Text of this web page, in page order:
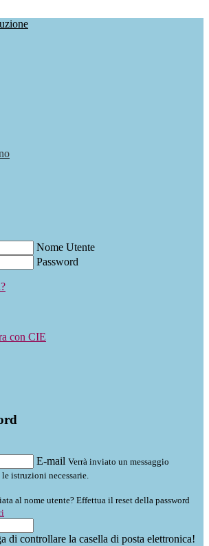
Nome Utente
Password
con CIE
E-mail Verrà inviato un messaggio
istruzioni necessarie.
al nome utente? Effettua il reset della password
di controllare la casella di posta elettronica!